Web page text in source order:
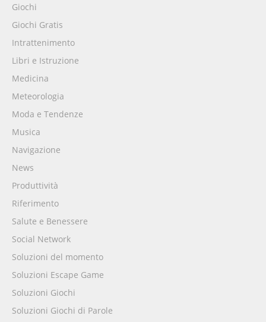
Giochi
Giochi Gratis
Intrattenimento
Libri e Istruzione
Medicina
Meteorologia
Moda e Tendenze
Musica
Navigazione
News
Produttività
Riferimento
Salute e Benessere
Social Network
Soluzioni del momento
Soluzioni Escape Game
Soluzioni Giochi
Soluzioni Giochi di Parole